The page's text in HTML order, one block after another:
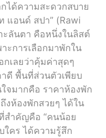
ได้ความสะดวกสบาย
แอนด์ สปา” (Rawi
ะลันตา คือหนึ่งในลิสต์
ะการเลือกมาพักใน
กเลยว่าคุ้มค่าสุดๆ
ดี พื้นที่ส่วนตัวเพียบ
จมากคือ ราคาห้องพัก
งห้องพักสวยๆ ได้ใน
สำคัญคือ “คนน้อย
ใคร ได้ความรู้สึก